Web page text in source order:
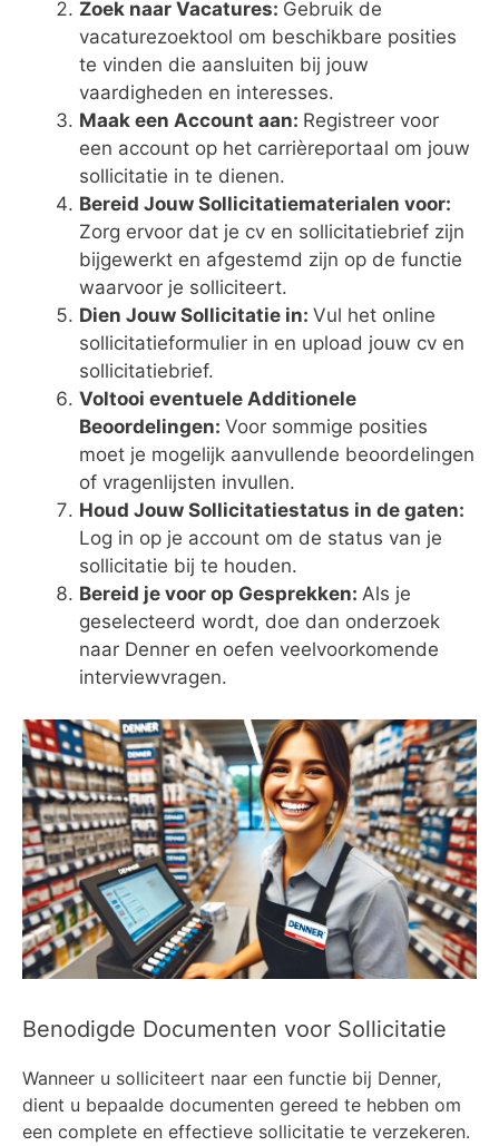
Zoek naar Vacatures: Gebruik de
vacaturezoektool om beschikbare posities
te vinden die aansluiten bij jouw
vaardigheden en interesses.
Maak een Account aan: Registreer voor
een account op het carrièreportaal om jouw
sollicitatie in te dienen.
Bereid Jouw Sollicitatiematerialen voor:
Zorg ervoor dat je cv en sollicitatiebrief zijn
bijgewerkt en afgestemd zijn op de functie
waarvoor je solliciteert.
Dien Jouw Sollicitatie in: Vul het online
sollicitatieformulier in en upload jouw cv en
sollicitatiebrief.
Voltooi eventuele Additionele
Beoordelingen: Voor sommige posities
moet je mogelijk aanvullende beoordelingen
of vragenlijsten invullen.
Houd Jouw Sollicitatiestatus in de gaten:
Log in op je account om de status van je
sollicitatie bij te houden.
Bereid je voor op Gesprekken: Als je
geselecteerd wordt, doe dan onderzoek
naar Denner en oefen veelvoorkomende
interviewvragen.
Benodigde Documenten voor Sollicitatie
Wanneer u solliciteert naar een functie bij Denner,
dient u bepaalde documenten gereed te hebben om
een complete en effectieve sollicitatie te verzekeren.